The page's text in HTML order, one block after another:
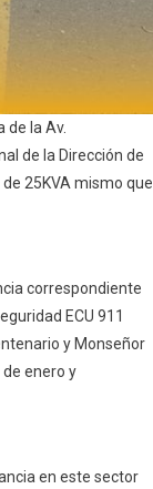
la Av.
de la Dirección de
25KVA mismo que
correspondiente
ECU 911
y Monseñor
enero y
en este sector